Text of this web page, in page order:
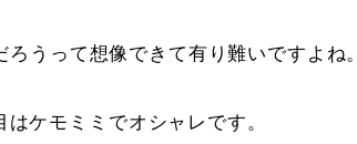
うって想像できて有り難いですよね。
ケモミミでオシャレです。